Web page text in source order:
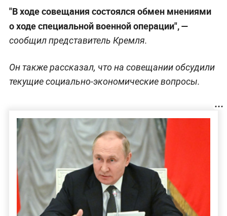
"В ходе совещания состоялся обмен мнениями
о ходе специальной военной операции", —
сообщил представитель Кремля.
Он также рассказал, что на совещании обсудили
текущие социально-экономические вопросы.